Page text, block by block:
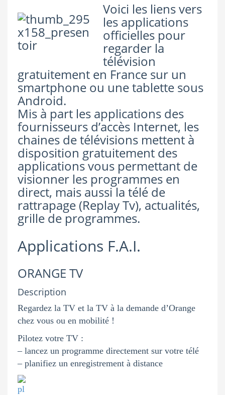
Voici les liens vers
les applications
officielles pour
regarder la
télévision
gratuitement en France sur un
smartphone ou une tablette sous
Android.
Mis à part les applications des
fournisseurs d’accès Internet, les
chaines de télévisions mettent à
disposition gratuitement des
applications vous permettant de
visionner les programmes en
direct, mais aussi la télé de
rattrapage (Replay Tv), actualités,
grille de programmes.
Applications F.A.I.
ORANGE TV
Description
Regardez la TV et la TV à la demande d’Orange
chez vous ou en mobilité !
Pilotez votre TV :
– lancez un programme directement sur votre télé
– planifiez un enregistrement à distance